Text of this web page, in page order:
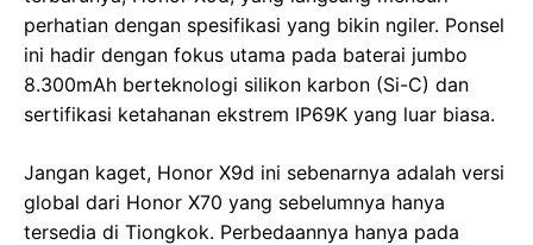
perhatian dengan spesifikasi yang bikin ngiler. Ponsel
ini hadir dengan fokus utama pada baterai jumbo
8.300mAh berteknologi silikon karbon (Si-C) dan
sertifikasi ketahanan ekstrem IP69K yang luar biasa.
Jangan kaget, Honor X9d ini sebenarnya adalah versi
global dari Honor X70 yang sebelumnya hanya
tersedia di Tiongkok. Perbedaannya hanya pada